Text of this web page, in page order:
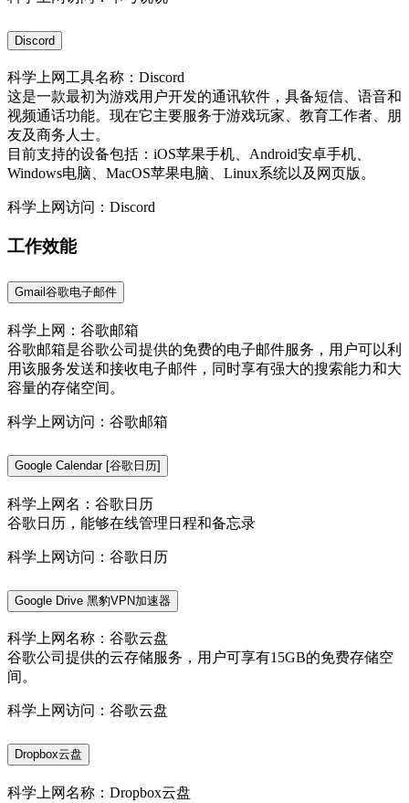
Discord
科学上网工具名称：Discord
这是一款最初为游戏用户开发的通讯软件，具备短信、语音和
视频通话功能。现在它主要服务于游戏玩家、教育工作者、朋
友及商务人士。
目前支持的设备包括：iOS苹果手机、Android安卓手机、
Windows电脑、MacOS苹果电脑、Linux系统以及网页版。
科学上网访问：Discord
工作效能
Gmail谷歌电子邮件
科学上网：谷歌邮箱
谷歌邮箱是谷歌公司提供的免费的电子邮件服务，用户可以利
用该服务发送和接收电子邮件，同时享有强大的搜索能力和大
容量的存储空间。
科学上网访问：谷歌邮箱
Google Calendar [谷歌日历]
科学上网名：谷歌日历
谷歌日历，能够在线管理日程和备忘录
科学上网访问：谷歌日历
Google Drive 黑豹VPN加速器
科学上网名称：谷歌云盘
谷歌公司提供的云存储服务，用户可享有15GB的免费存储空
间。
科学上网访问：谷歌云盘
Dropbox云盘
科学上网名称：Dropbox云盘